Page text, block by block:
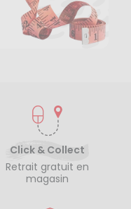
Click & Collect
Retrait gratuit en
magasin